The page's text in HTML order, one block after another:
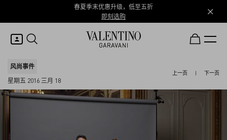
春夏季末优惠升级，低至五折
即刻选购
我的账户
风尚事件
星期五 2016 三月 18
上一页 | 下一页